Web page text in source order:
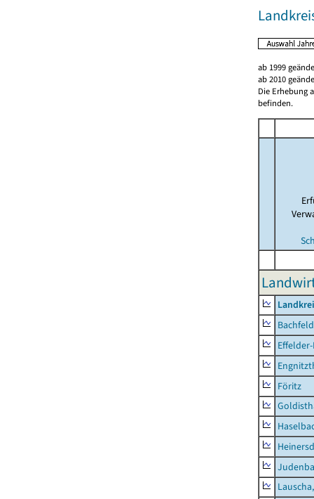
ab 1999
ab 2010
Die Erhebung
befinden.
Bachfeld
Föritz